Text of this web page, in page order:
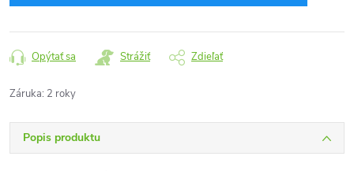
Opýtať sa Strážiť Zdieľať
Záruka: 2 roky
Popis produktu